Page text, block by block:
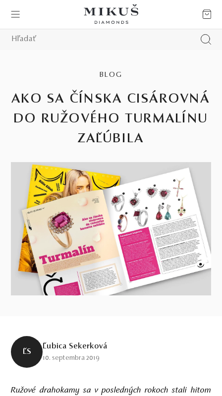
BLOG
AKO SA ČÍNSKA CISÁROVNÁ
DO RUŽOVÉHO TURMALÍNU
ZAĽÚBILA
ĽS
Ľubica Sekerková
10. septembra 2019
Ružové drahokamy sa v posledných rokoch stali hitom